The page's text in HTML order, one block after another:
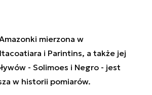
mierzona w
i Parintins, a także jej
- Solimoes i Negro - jest
w historii pomiarów.